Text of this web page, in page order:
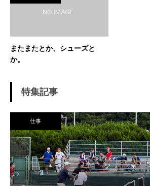
またまたとか、シューズと
か。
特集記事
仕事